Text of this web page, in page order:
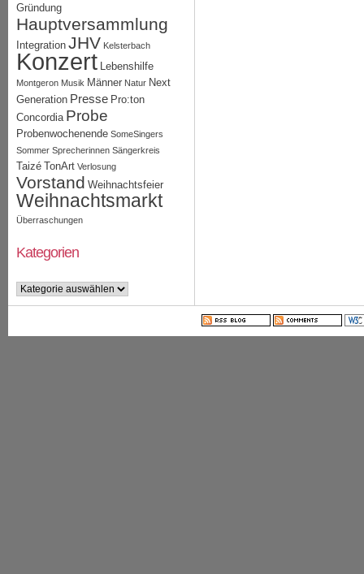
Gründung
Hauptversammlung
Integration JHV Kelsterbach
Konzert Lebenshilfe
Montgeron Musik Männer Natur Next
Generation Presse Pro:ton
Concordia Probe
Probenwochenende SomeSingers
Sommer Sprecherinnen Sängerkreis
Taizé TonArt Verlosung
Vorstand Weihnachtsfeier
Weihnachtsmarkt
Überraschungen
Kategorien
Kategorien